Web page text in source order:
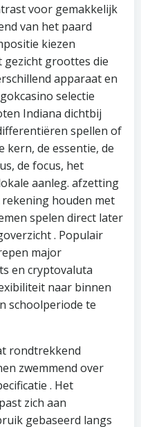
voor gemakkelijk
van het paard
kiezen
groottes die
apparaat en
selectie
Indiana dichtbij
spellen of
kern, de essentie, de
de focus, het
aanleg. afzetting
houden met
spelen direct later
. Populair
major
en cryptovaluta
naar binnen
schoolperiode te
rondtrekkend
zwemmend over
. Het
zich aan
gebaseerd langs